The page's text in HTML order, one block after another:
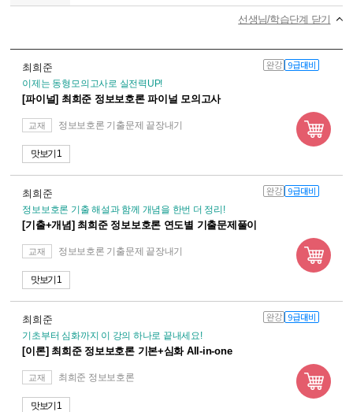
선생님/학습단계 닫기
최희준 완강 9급대비
이제는 동형모의고사로 실전력UP!
[파이널] 최희준 정보보호론 파이널 모의고사
교재 정보보호론 기출문제 끝장내기
맛보기 1
최희준 완강 9급대비
정보보호론 기출 해설과 함께 개념을 한번 더 정리!
[기출+개념] 최희준 정보보호론 연도별 기출문제풀이
교재 정보보호론 기출문제 끝장내기
맛보기 1
최희준 완강 9급대비
기초부터 심화까지 이 강의 하나로 끝내세요!
[이론] 최희준 정보보호론 기본+심화 All-in-one
교재 최희준 정보보호론
맛보기 1